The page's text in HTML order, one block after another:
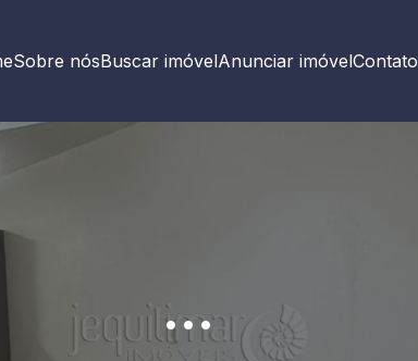
Sobre nósBuscar imóvelAnunciar imóvelContato
...